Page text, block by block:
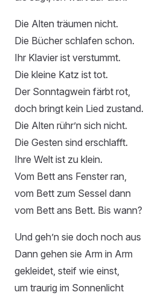
Die Alten träumen nicht.
Die Bücher schlafen schon.
Ihr Klavier ist verstummt.
Die kleine Katz ist tot.
Der Sonntagwein färbt rot,
doch bringt kein Lied zustand.
Die Alten rühr’n sich nicht.
Die Gesten sind erschlafft.
Ihre Welt ist zu klein.
Vom Bett ans Fenster ran,
vom Bett zum Sessel dann
vom Bett ans Bett. Bis wann?
Und geh’n sie doch noch aus
Dann gehen sie Arm in Arm
gekleidet, steif wie einst,
um traurig im Sonnenlicht